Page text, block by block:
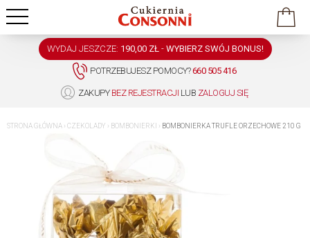
POTRZEBUJESZ POMOCY?660 505 416
ZAKUPY BEZ REJESTRACJI LUB ZALOGUJ SIĘ
WYDAJ JESZCZE: 190,00 ZŁ - WYBIERZ SWÓJ BONUS!
STRONA GŁÓWNA › CZEKOLADY › BOMBONIERKI › BOMBONIERKA TRUFLE ORZECHOWE 210 G